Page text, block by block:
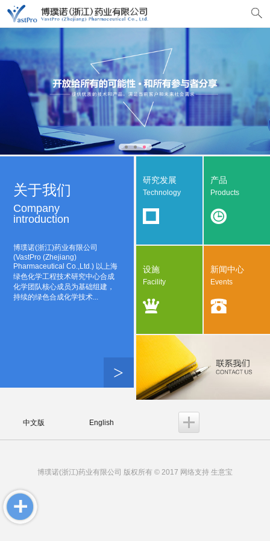
>
关于我们
Company
introduction
博璞诺(浙江)药业有限公司
(VastPro (Zhejiang)
Pharmaceutical Co.,Ltd.) 以上海
绿色化学工程技术研究中心合成
化学团队核心成员为基础组建，
持续的绿色合成化学技术...
研究发展
Technology
产品
Products
设施
Facility
新闻中心
Events
中文版 English
博璞诺(浙江)药业有限公司 版权所有 © 2017 网络支持 生意宝